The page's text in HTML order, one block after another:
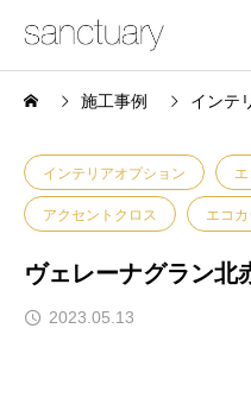
施工事例 インテ
インテリアオプション
アクセントクロス エコカ
ヴェレーナグラン北
2023.05.13